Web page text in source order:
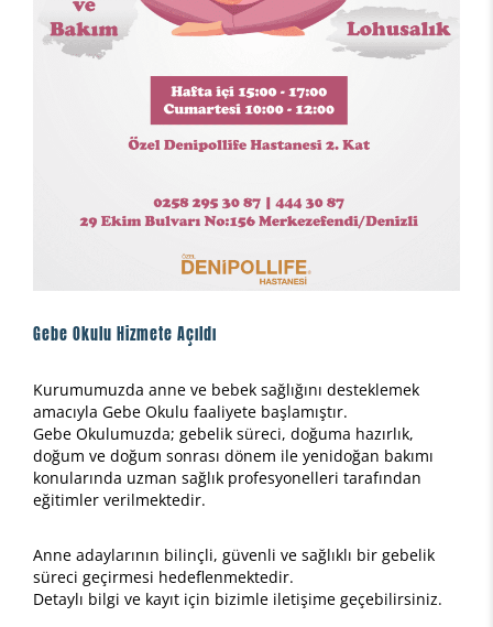
Gebe Okulu Hizmete Açıldı
Kurumumuzda anne ve bebek sağlığını desteklemek
amacıyla Gebe Okulu faaliyete başlamıştır.
Gebe Okulumuzda; gebelik süreci, doğuma hazırlık,
doğum ve doğum sonrası dönem ile yenidoğan bakımı
konularında uzman sağlık profesyonelleri tarafından
eğitimler verilmektedir.
Anne adaylarının bilinçli, güvenli ve sağlıklı bir gebelik
süreci geçirmesi hedeflenmektedir.
Detaylı bilgi ve kayıt için bizimle iletişime geçebilirsiniz.